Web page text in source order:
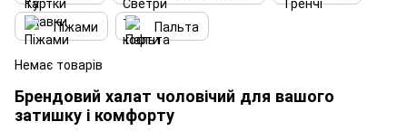
Піжами
Пальта
Немає товарів
Брендовий халат чоловічий для вашого
затишку і комфорту